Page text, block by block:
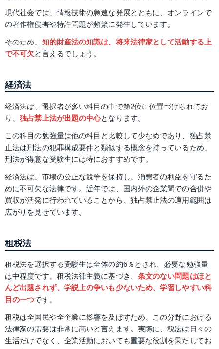
現代社会では、情報技術の急速な発展とともに、オンラインで
の著作権侵害や特許問題が頻繁に発生しています。
そのため、 知的財産法の知識は、将来法律家として活動する上
で不可欠と言えるでしょう。
経済法
経済法は、選択者が多い科目の中で第2位に位置づけられてお
り、独占禁止法が出題の中心となります。
この科目の勉強量は他の科目と比較して少なめであり、独占禁
止法は刑法の犯罪構成要件と類似する概念を持っているため、
刑法が得意な受験生には特におすすめです。
経済法は、市場の公正な競争を保持し、消費者の利益を守るた
めに不可欠な法律です。近年では、国内外の企業間での合併や
買収が活発に行われていることから、独占禁止法の適用範囲は
広がりを見せています。
租税法
租税法を選択する受験生は全体の約6％とされ、必要な勉強量
は中程度です。租税法律主義に基づき、 条文のない問題はほと
んど出題されず、学説上の争いも少ないため、学習しやすい科
目の一つです。
租税は全国民や全企業に影響を及ぼすため、この分野における
法律家の需要は非常に高いと言えます。実際に、税法は日々の
生活だけでなく、企業活動においても重要な役割を果たしてお